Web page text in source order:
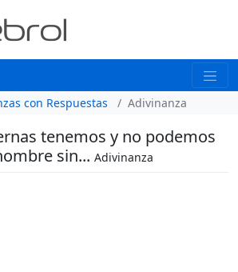
con Respuestas Adivinanza
tenemos y no podemos
sin... Adivinanza